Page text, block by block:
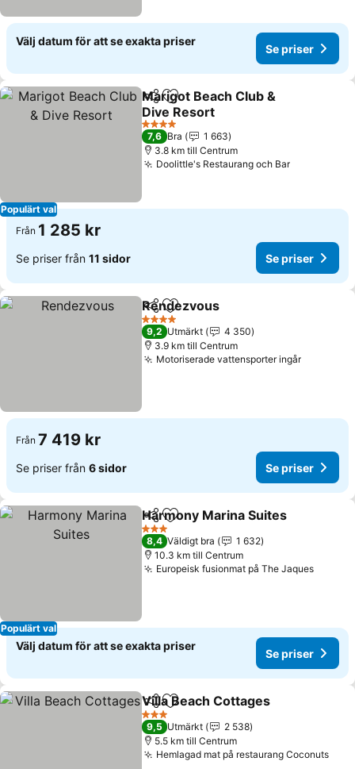
Välj datum för att se exakta priser
Se priser
Populärt val
Dela Lägg till i Mina Favoriter
Marigot Beach Club &
Dive Resort
4 Stjärnor
7,6 Bra
1 663
3.8 km till Centrum
Doolittle's Restaurang och Bar
Från 1 285 kr
Se priser från 11 sidor Se priser
Dela Lägg till i Mina Favoriter
Rendezvous
4 Stjärnor
9,2 Utmärkt
4 350
3.9 km till Centrum
Motoriserade vattensporter ingår
Från 7 419 kr
Se priser från 6 sidor Se priser
Populärt val
Dela Lägg till i Mina Favoriter
Harmony Marina Suites
3 Stjärnor
8,4 Väldigt bra
1 632
10.3 km till Centrum
Europeisk fusionmat på The Jaques
Välj datum för att se exakta priser
Se priser
Dela Lägg till i Mina Favoriter
Villa Beach Cottages
3 Stjärnor
9,5 Utmärkt
2 538
5.5 km till Centrum
Hemlagad mat på restaurang Coconuts